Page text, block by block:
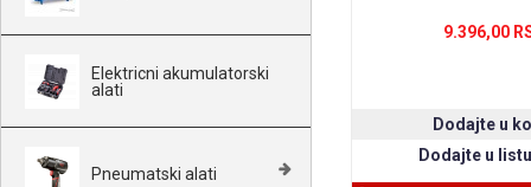
Elektricni akumulatorski
alati
Pneumatski alati
9.396,00